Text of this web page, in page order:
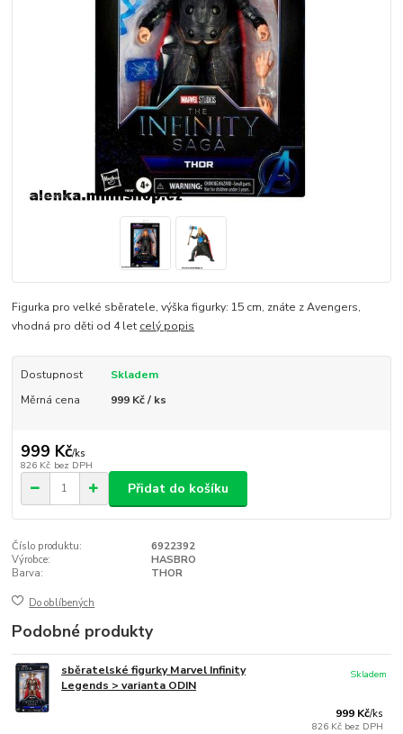
Figurka pro velké sběratele, výška figurky: 15 cm, znáte z Avengers,
vhodná pro děti od 4 let celý popis
Dostupnost
Skladem
Měrná cena
999 Kč / ks
999 Kč/ks
826 Kč bez DPH
Přidat do košíku
Číslo produktu:
6922392
Výrobce:
HASBRO
Barva:
THOR
Do oblíbených
Podobné produkty
sběratelské figurky Marvel Infinity
Legends > varianta ODIN
999 Kč/ks
826 Kč bez DPH
Skladem